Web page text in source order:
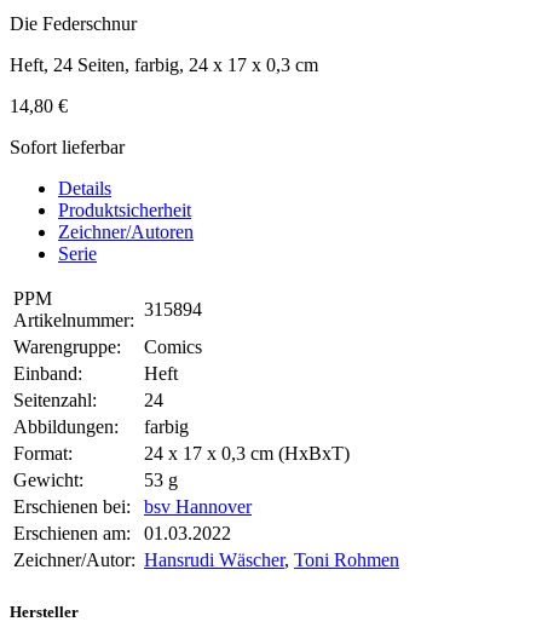
Die Federschnur
Heft, 24 Seiten, farbig, 24 x 17 x 0,3 cm
14,80 €
Sofort lieferbar
Details
Produktsicherheit
Zeichner/Autoren
Serie
PPM
Artikelnummer:
315894
Warengruppe:
Comics
Einband:
Heft
Seitenzahl:
24
Abbildungen:
farbig
Format:
24 x 17 x 0,3 cm (HxBxT)
Gewicht:
53 g
Erschienen bei:
bsv Hannover
Erschienen am:
01.03.2022
Zeichner/Autor: Hansrudi Wäscher, Toni Rohmen
Hersteller